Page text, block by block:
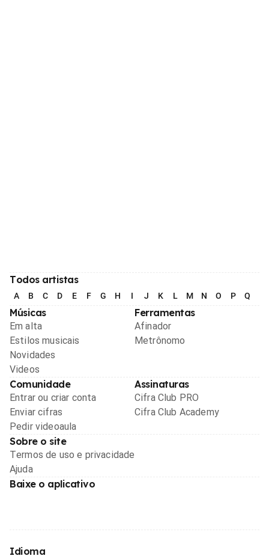
Todos artistas
A B C D E F G H I J K L M N O P Q
Músicas
Em alta
Estilos musicais
Novidades
Videos
Ferramentas
Afinador
Metrônomo
Comunidade
Entrar ou criar conta
Enviar cifras
Pedir videoaula
Assinaturas
Cifra Club PRO
Cifra Club Academy
Sobre o site
Termos de uso e privacidade
Ajuda
Baixe o aplicativo
Idioma